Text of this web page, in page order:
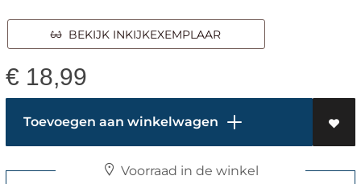
BEKIJK INKIJKEXEMPLAAR
€ 18,99
Toevoegen aan winkelwagen
Voorraad in de winkel